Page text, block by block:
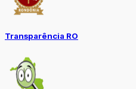
Transparência RO